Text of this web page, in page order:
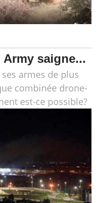
saigne...
armes de plus
combinée drone-
est-ce possible?